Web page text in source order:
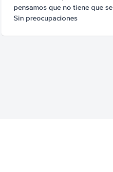
pensamos que no tiene que
Sin preocupaciones